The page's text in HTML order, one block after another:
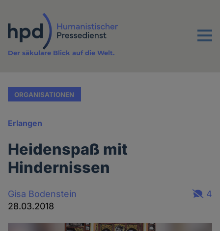
Inhalt
Menu
Der säkulare Blick auf die Welt.
ORGANISATIONEN
Erlangen
Heidenspaß mit
Hindernissen
Gisa Bodenstein
28.03.2018
4